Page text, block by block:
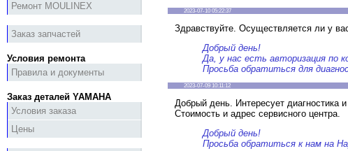
Ремонт MOULINEX
Заказ запчастей
Условия ремонта
Правила и документы
Заказ деталей YAMAHA
Условия заказа
Цены
2023-07-10 05:22:37
Здравствуйте. Осуществляется ли у
Добрый день!
Да, у нас есть авторизация по
Просьба обратиться для
2023-07-09 10:11:12
Добрый день. Интересует диагностика
Стоимость и адрес сервисного центра.
Добрый день!
Просьба обратиться к нам на